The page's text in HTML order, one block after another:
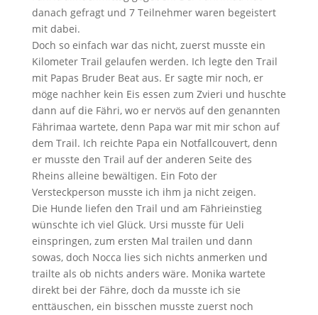
danach gefragt und 7 Teilnehmer waren begeistert
mit dabei.
Doch so einfach war das nicht, zuerst musste ein
Kilometer Trail gelaufen werden. Ich legte den Trail
mit Papas Bruder Beat aus. Er sagte mir noch, er
möge nachher kein Eis essen zum Zvieri und huschte
dann auf die Fähri, wo er nervös auf den genannten
Fährimaa wartete, denn Papa war mit mir schon auf
dem Trail. Ich reichte Papa ein Notfallcouvert, denn
er musste den Trail auf der anderen Seite des
Rheins alleine bewältigen. Ein Foto der
Versteckperson musste ich ihm ja nicht zeigen.
Die Hunde liefen den Trail und am Fährieinstieg
wünschte ich viel Glück. Ursi musste für Ueli
einspringen, zum ersten Mal trailen und dann
sowas, doch Nocca lies sich nichts anmerken und
trailte als ob nichts anders wäre. Monika wartete
direkt bei der Fähre, doch da musste ich sie
enttäuschen, ein bisschen musste zuerst noch